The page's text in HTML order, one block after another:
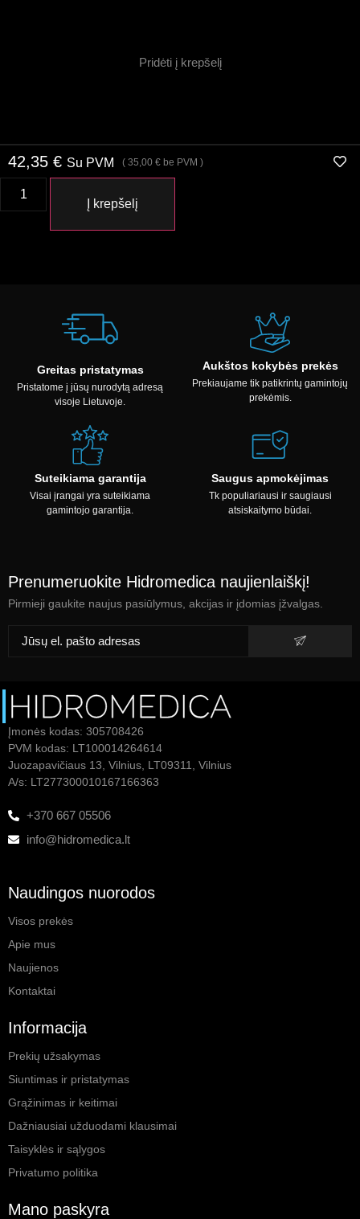
Pridėti į krepšelį
42,35 € Su PVM ( 35,00 € be PVM )
Į krepšelį
Greitas pristatymas
Pristatome į jūsų nurodytą adresą
visoje Lietuvoje.
Aukštos kokybės prekės
Prekiaujame tik patikrintų gamintojų
prekėmis.
Suteikiama garantija
Visai įrangai yra suteikiama
gamintojo garantija.
Saugus apmokėjimas
Tk populiariausi ir saugiausi
atsiskaitymo būdai.
Prenumeruokite Hidromedica naujienlaiškį!
Pirmieji gaukite naujus pasiūlymus, akcijas ir įdomias įžvalgas.
Įmonės kodas: 305708426
PVM kodas: LT100014264614
Juozapavičiaus 13, Vilnius, LT09311, Vilnius
A/s: LT277300010167166363
+370 667 05506
info@hidromedica.lt
Naudingos nuorodos
Visos prekės
Apie mus
Naujienos
Kontaktai
Informacija
Prekių užsakymas
Siuntimas ir pristatymas
Grąžinimas ir keitimai
Dažniausiai užduodami klausimai
Taisyklės ir sąlygos
Privatumo politika
Mano paskyra